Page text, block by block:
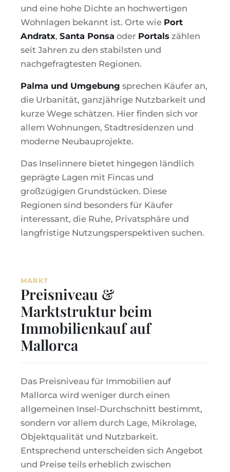
und eine hohe Dichte an hochwertigen
Wohnlagen bekannt ist. Orte wie Port
Andratx, Santa Ponsa oder Portals zählen
seit Jahren zu den stabilsten und
nachgefragtesten Regionen.
Palma und Umgebung sprechen Käufer an,
die Urbanität, ganzjährige Nutzbarkeit und
kurze Wege schätzen. Hier finden sich vor
allem Wohnungen, Stadtresidenzen und
moderne Neubauprojekte.
Das Inselinnere bietet hingegen ländlich
geprägte Lagen mit Fincas und
großzügigen Grundstücken. Diese
Regionen sind besonders für Käufer
interessant, die Ruhe, Privatsphäre und
langfristige Nutzungsperspektiven suchen.
MARKT
Preisniveau &
Marktstruktur beim
Immobilienkauf auf
Mallorca
Das Preisniveau für Immobilien auf
Mallorca wird weniger durch einen
allgemeinen Insel-Durchschnitt bestimmt,
sondern vor allem durch Lage, Mikrolage,
Objektqualität und Nutzbarkeit.
Entsprechend unterscheiden sich Angebot
und Preise teils erheblich zwischen